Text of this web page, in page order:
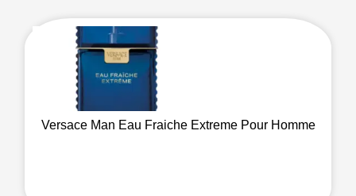
Versace Man Eau Fraiche Extreme Pour Homme